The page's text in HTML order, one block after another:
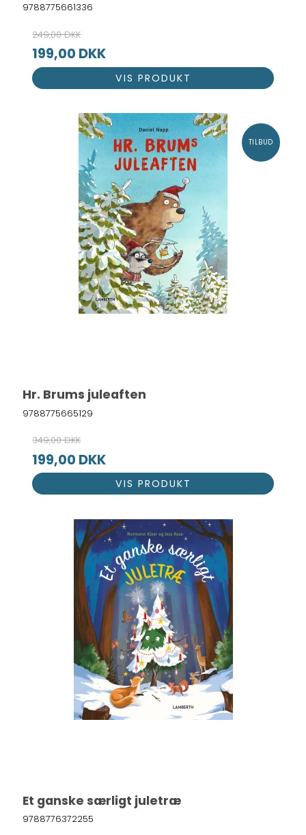
9788775661336
249,00 DKK
199,00 DKK
VIS PRODUKT
TILBUD
Hr. Brums juleaften
9788775665129
349,00 DKK
199,00 DKK
VIS PRODUKT
Et ganske særligt juletræ
9788776372255